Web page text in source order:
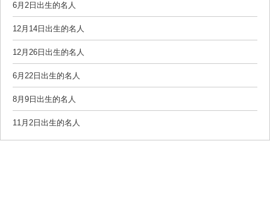
6月2日出生的名人
12月14日出生的名人
12月26日出生的名人
6月22日出生的名人
8月9日出生的名人
11月2日出生的名人